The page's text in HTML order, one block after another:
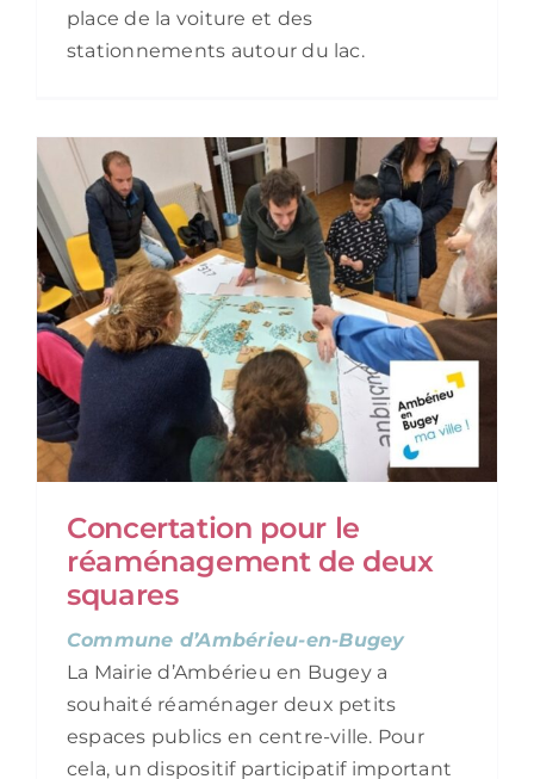
place de la voiture et des
stationnements autour du lac.
Concertation pour le
réaménagement de deux
squares
Commune d’Ambérieu-en-Bugey
La Mairie d’Ambérieu en Bugey a
souhaité réaménager deux petits
espaces publics en centre-ville. Pour
cela, un dispositif participatif important